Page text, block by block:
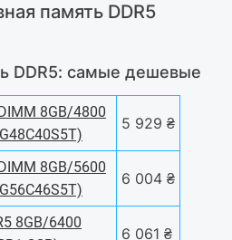
память DDR5
DDR5: самые дешевые
8GB/4800
5 929 ₴
8GB/5600
6 004 ₴
8GB/6400
6 061 ₴